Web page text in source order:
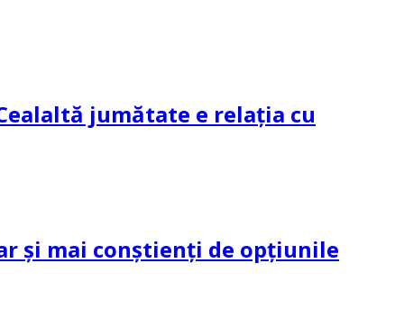
jumătate e relația cu
și mai conștienți de opțiunile